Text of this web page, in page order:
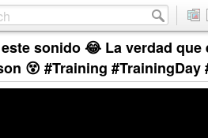
sonido 😂 La verdad que
😵 #Training #TrainingDay